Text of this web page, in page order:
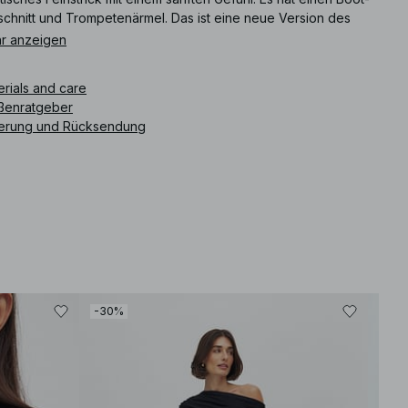
und Trompetenärmel. Das ist eine neue Version des
die im Vergleich zur Vorgängerversion aktualisiert
:1100-009628-9565
anzeigen
and care
und Rücksendung
-30%